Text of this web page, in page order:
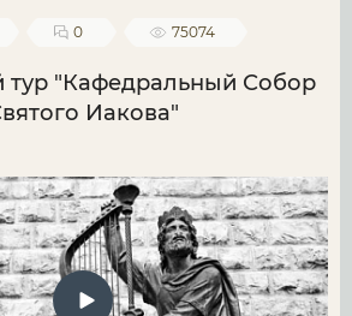
0 75074
тур "Кафедральный Собор
Иакова"